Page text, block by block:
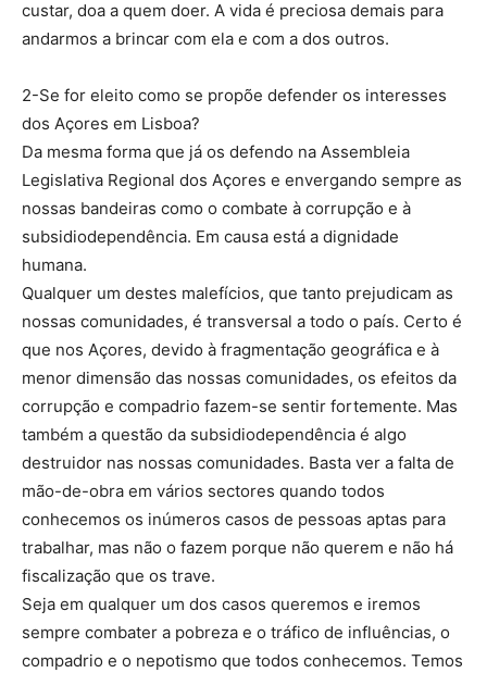
custar, doa a quem doer. A vida é preciosa demais para
andarmos a brincar com ela e com a dos outros.
2-Se for eleito como se propõe defender os interesses
dos Açores em Lisboa?
Da mesma forma que já os defendo na Assembleia
Legislativa Regional dos Açores e envergando sempre as
nossas bandeiras como o combate à corrupção e à
subsidiodependência. Em causa está a dignidade
humana.
Qualquer um destes malefícios, que tanto prejudicam as
nossas comunidades, é transversal a todo o país. Certo é
que nos Açores, devido à fragmentação geográfica e à
menor dimensão das nossas comunidades, os efeitos da
corrupção e compadrio fazem-se sentir fortemente. Mas
também a questão da subsidiodependência é algo
destruidor nas nossas comunidades. Basta ver a falta de
mão-de-obra em vários sectores quando todos
conhecemos os inúmeros casos de pessoas aptas para
trabalhar, mas não o fazem porque não querem e não há
fiscalização que os trave.
Seja em qualquer um dos casos queremos e iremos
sempre combater a pobreza e o tráfico de influências, o
compadrio e o nepotismo que todos conhecemos. Temos